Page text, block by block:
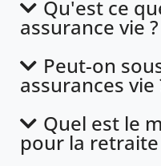
Qu'est ce
assurance vie ?
Peut-on
assurances vie
Quel est le
pour la retraite